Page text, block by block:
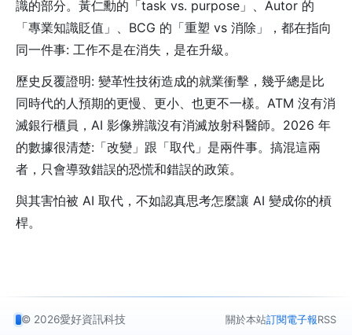
識的部分。黃仁勳的「task vs. purpose」、Autor 的
「專業知識貶值」、BCG 的「重塑 vs 消除」，都在指向
同一件事: 工作不是在消失，是在升級。
歷史反覆證明: 變革性技術造成的就業衝擊，幾乎總是比
同時代的人預期的更慢、更小、也更不一樣。ATM 沒有消
滅銀行櫃員，AI 影像辨識沒有消滅放射科醫師。2026 年
的數據很清楚:「改變」跟「取代」是兩件事。搞混這兩
者，只會導致錯誤的恐慌和錯誤的政策。
與其害怕被 AI 取代，不如認真思考怎麼讓 AI 變成你的槓
桿。
© 2026愛好資訊科技 關於本站訂閱電子報RSS